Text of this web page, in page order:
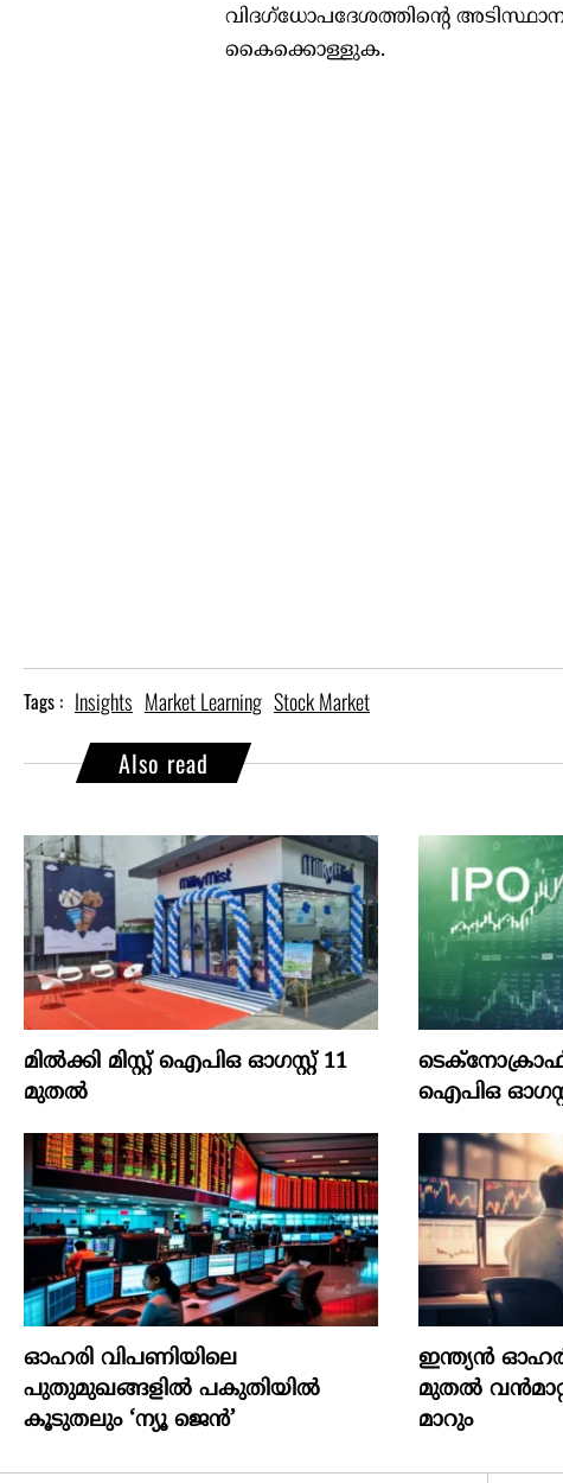
വിദഗ്ധോപദേശത്തിന്റെ
കൈക്കൊള്ളുക.
Tags : Insights Market Learning Stock Market
Also read
മില്‍ക്കി മിസ്റ്റ്‌ ഐപിഒ ഓഗസ്റ്റ്‌ 11
മുതല്‍
ഐപിഒ
ഓഹരി വിപണിയിലെ
പുതുമുഖങ്ങളിൽ പകുതിയിൽ
കൂടുതലും ‘ന്യൂ ജെൻ’
ഇന്ത്യൻ
മുതൽ
മാറും